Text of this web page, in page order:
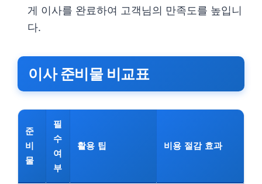
게 이사를 완료하여 고객님의 만족도를 높입니
다.
이사 준비물 비교표
준
비
물
필
수
여
부
활용 팁 비용 절감 효과